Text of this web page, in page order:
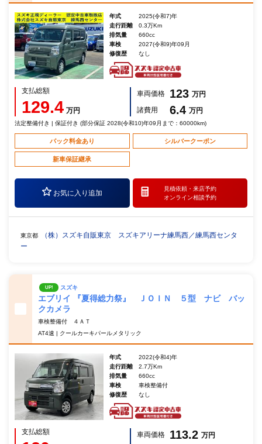
年式
2025(令和7)年
走行距離
0.3万Km
排気量
660cc
車検
2027(令和9)年09月
修復歴
なし
支払総額
129.4 万円
車両価格 123 万円
諸費用
6.4 万円
法定整備付き | 保証付き (部分保証 2028(令和10)年09月まで：60000km)
パック料金あり シルバークーポン
新車保証継承
お気に入り追加
見積依頼・ 来店予約
オンライン相談予約
東京都
（株）スズキ自販東京 スズキアリーナ練馬西／練馬西センタ
ー
UP! スズキ
エブリイ 『夏得総力祭』 ＪＯＩＮ ５型 ナビ バッ
クカメラ
車検整備付 ４ＡＴ
AT4速 | クールカーキパールメタリック
年式
2022(令和4)年
走行距離
2.7万Km
排気量
660cc
車検
車検整備付
修復歴
なし
支払総額 車両価格 113.2 万円